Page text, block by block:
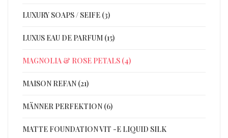
LUXURY SOAPS / SEIFE (3)
LUXUS EAU DE PARFUM (15)
MAGNOLIA & ROSE PETALS (4)
MAISON REFAN (21)
MÄNNER PERFEKTION (6)
MATTE FOUNDATION VIT -E LIQUID SILK